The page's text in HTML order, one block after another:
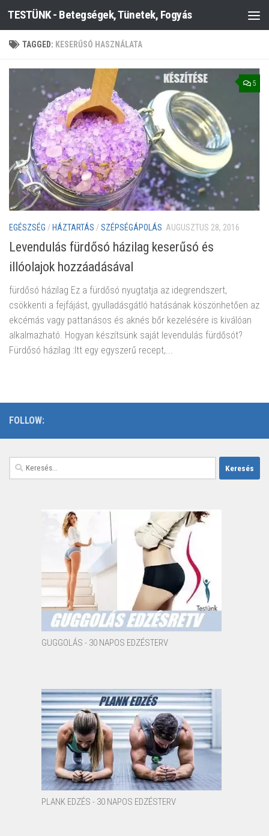
Skip to content
TESTÜNK - Betegségek, Tünetek, Fogyás
TAGGED: KESERŰSÓ HASZNÁLATA
5
EGÉSZSÉG / HÁZTARTÁS /SZÉPSÉGÁPOLÁS AUGUSZTUS 28, 2016
Levendulás fürdősó házilag keserűsó és
illóolajok hozzáadásával
fürdősó házilag Ez a fürdősó nyugtatja az idegrendszert,
csökkenti a fejfájást, gyulladásgátló hatásának köszönhetően az
ekcémás vagy pattanásos és aknés bőr kezelésére is kiválóan
alkalmazható. Hogyan készítsünk saját levendulás fürdősót?
Fürdősó házilag :Itt egy egyszerű recept,...
FOLLOW:
Keresés:
GUGGOLÁS - 30 NAPOS EDZÉSTERV
PLANK EDZÉS - 30 NAPOS EDZÉSTERV